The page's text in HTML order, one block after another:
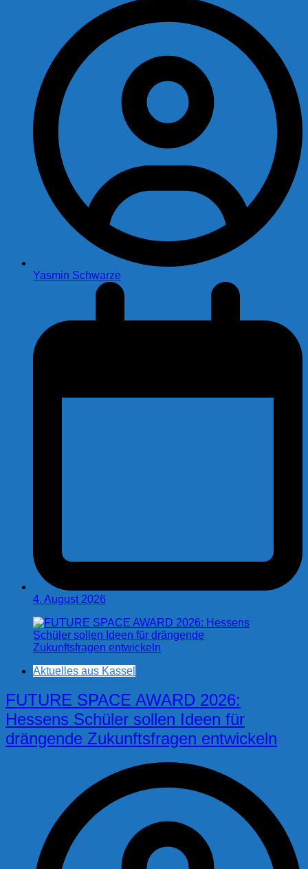
Yasmin Schwarze
4. August 2026
Aktuelles aus Kassel
FUTURE SPACE AWARD 2026:
Hessens Schüler sollen Ideen für
drängende Zukunftsfragen entwickeln